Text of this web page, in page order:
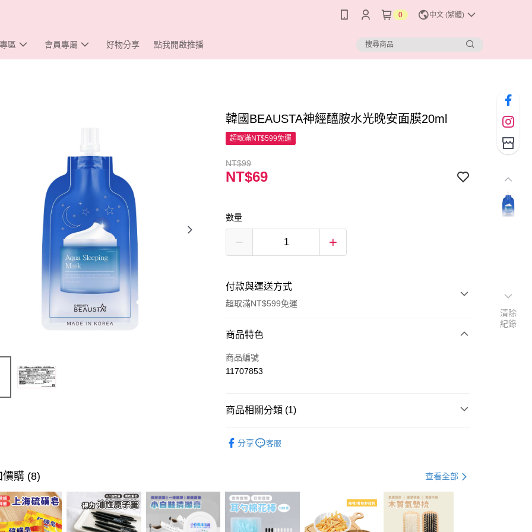
0 中文 (繁體)
區 會員專屬 好物分享 點我開啟推播
韓國BEAUSTA神經醯胺水光晚安面膜20ml
超取滿NT$599免運
NT$99
NT$69
數量
付款與運送方式
超取滿NT$599免運
付款方式
信用卡一次付款
街口支付
運送方式
商品特色
商品編號
11707853
商品相關分類 (1)
分享
客服
價購 (8) 查看全部
清除
紀錄